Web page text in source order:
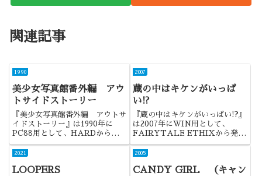
関連記事
1990
美少女写真館番外編 アウ
トサイドストーリー
『美少女写真館番外編 アウトサ
イドストーリー』は1990年に
PC88用として、HARDから発売
ズの4作目。今作は番外編であ
ました。
2007
蔵の中はキケンがいっぱ
い!?
『蔵の中はキケンがいっぱい!?』
は2007年にWIN用として、
FAIRYTALE ETHIXから発売
最大の話題作だったのかもしれま
2021
LOOPERS
2005
CANDY GIRL （キャン